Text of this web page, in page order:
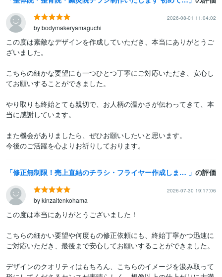
2026-08-01 11:04:02
by bodymakeryamaguchi
この度は素敵なデザインを作成していただき、本当にありがとうご
ざいました。
こちらの細かな要望にも一つひとつ丁寧にご対応いただき、安心し
てお願いすることができました。
やり取りも終始とても親切で、お人柄の温かさが伝わってきて、本
当に感謝しています。
また機会がありましたら、ぜひお願いしたいと思います。
今後のご活躍を心よりお祈りしております。
修正無制限！売上直結のチラシ・フライヤー作成します 最短当日！販促歴15年の知見で集客できるデザインを低価格で！ の評価
2026-07-30 19:17:06
by kinzaitenkohama
この度は本当にありがとうございました！
こちらの細かい要望や何度もの修正依頼にも、終始丁寧かつ迅速に
ご対応いただき、最後まで安心してお願いすることができました。
デザインのクオリティはもちろん、こちらのイメージを汲み取って